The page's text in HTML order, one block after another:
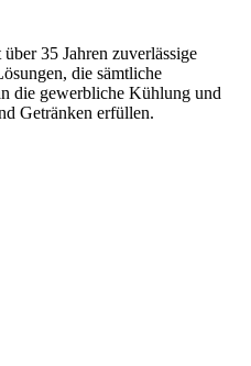
35 Jahren zuverlässige
die sämtliche
die gewerbliche Kühlung und
Getränken erfüllen.